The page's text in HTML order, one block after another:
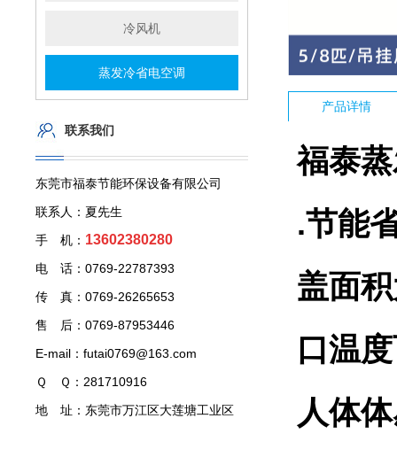
冷风机
蒸发冷省电空调
联系我们
东莞市福泰节能环保设备有限公司
联系人：夏先生
手 机： 13602380280
电 话：0769-22787393
传 真：0769-26265653
售 后：0769-87953446
E-mail：futai0769@163.com
Ｑ Ｑ：281710916
地 址：东莞市万江区大莲塘工业区
产品详情
福泰
.节能
盖面
口温
人体